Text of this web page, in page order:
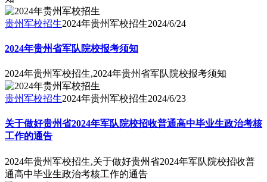
贵州军校招生2024年贵州军校招生2024/6/24
2024年贵州省军队院校报考须知
2024年贵州军校招生,2024年贵州省军队院校报考须知
贵州军校招生2024年贵州军校招生2024/6/23
关于做好贵州省2024年军队院校招收普通高中毕业生政治考核
工作的通告
2024年贵州军校招生,关于做好贵州省2024年军队院校招收普
通高中毕业生政治考核工作的通告